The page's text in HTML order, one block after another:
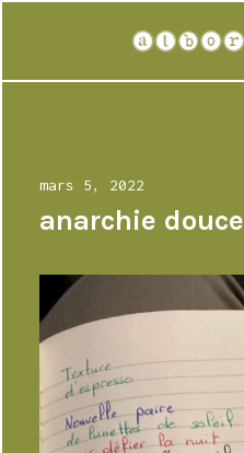
Publié
mars 5, 2022
anarchie douce